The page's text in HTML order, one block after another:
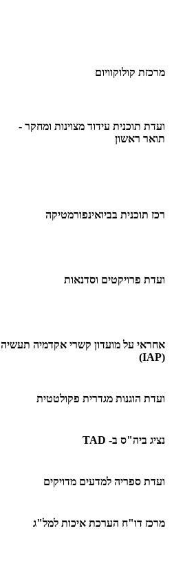
מרכזת קולוקוויום
ועדת תוכנית עידוד מצוינות ומחקר -
תואר ראשון
רכז תוכנית בביואינפורמטיקה
ועדת פרויקטים וסדנאות
אחראי על מועדון קשרי אקדמיה תעשיה
(IAP)
ועדת הוגנות מגדרית פקולטטית
נציג ביה"ס ב- TAD
ועדת ספריה למדעים מדויקים
מרכז דו"ח הערכת איכות למל"ג